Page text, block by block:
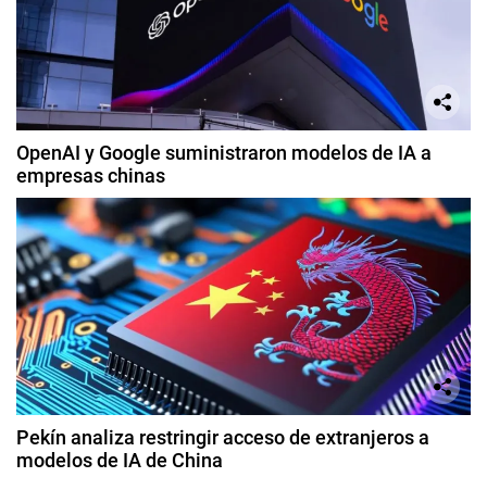
OpenAI y Google suministraron modelos de IA a
empresas chinas
Pekín analiza restringir acceso de extranjeros a
modelos de IA de China